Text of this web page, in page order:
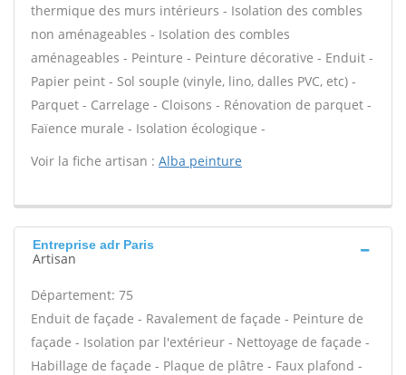
thermique des murs intérieurs - Isolation des combles
non aménageables - Isolation des combles
aménageables - Peinture - Peinture décorative - Enduit -
Papier peint - Sol souple (vinyle, lino, dalles PVC, etc) -
Parquet - Carrelage - Cloisons - Rénovation de parquet -
Faïence murale - Isolation écologique -
Voir la fiche artisan : Alba peinture
Entreprise adr Paris
Artisan
Département: 75
Enduit de façade - Ravalement de façade - Peinture de
façade - Isolation par l'extérieur - Nettoyage de façade -
Habillage de façade - Plaque de plâtre - Faux plafond -